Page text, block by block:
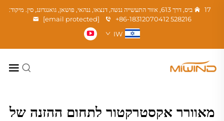
17 ביס, דרך 613, אזור התעשייה ננשה, דנצאו, ננהאי, פושאן, גואנגדונג, סין. מיקוד:
528216
+86-18312070412
[email protected]
IW
מאוורר אקסטרקטור לתחום ההזנה של